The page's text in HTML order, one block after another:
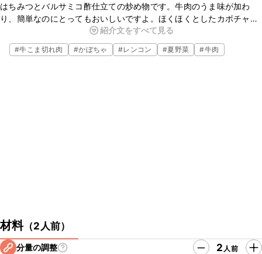
はちみつとバルサミコ酢仕立ての炒め物です。牛肉のうま味が加わ
り、簡単なのにとってもおいしいですよ。ほくほくとしたカボチャと
シャキシャキとしたレンコンの食感を楽しめるおかずです。ぜひ、一
度作ってみてくださいね。
紹介文をすべて見る
#牛こま切れ肉 #かぼちゃ #レンコン #夏野菜 #牛肉
材料（2人前）
分量の調整 2 人前